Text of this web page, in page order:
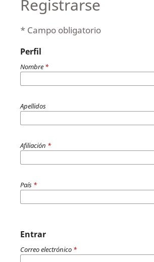
Registrarse
* Campo obligatorio
Perfil
Nombre *
Apellidos
Afiliación *
País *
Entrar
Correo electrónico *